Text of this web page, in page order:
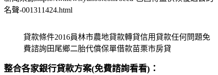
名聲-001311424.html
貸款條件2016員林市農地貸款轉貸信用貸款任何問題免
費諮詢田尾鄉二胎代償保單借款苗栗市房貸
整合各家銀行貸款方案(免費諮詢看看)：